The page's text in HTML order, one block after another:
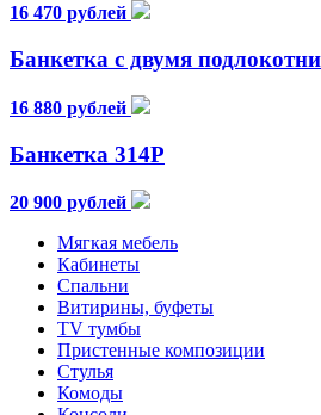
16 470 рублей
Банкетка с двумя
16 880 рублей
Банкетка 314Р
20 900 рублей
Мягкая мебель
Кабинеты
Спальни
Витирины, буфеты
TV тумбы
Пристенные композиции
Стулья
Комоды